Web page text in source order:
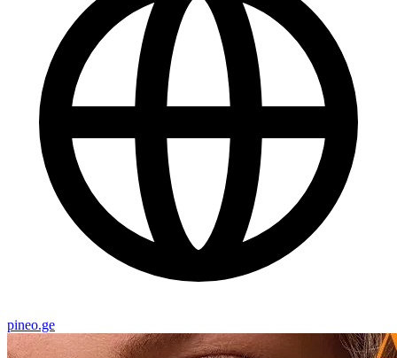
pineo.ge